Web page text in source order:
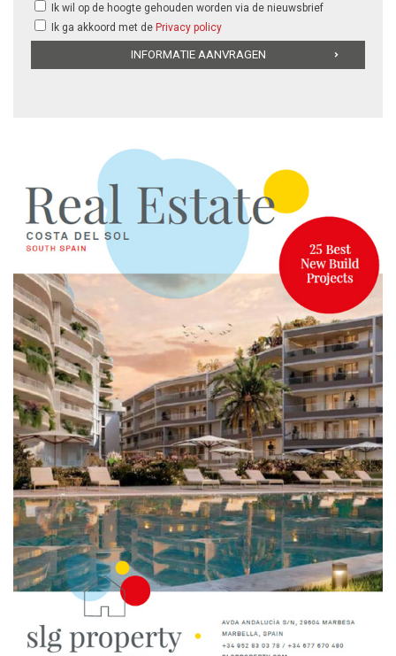
Ik wil op de hoogte gehouden worden via de nieuwsbrief
Ik ga akkoord met de Privacy policy